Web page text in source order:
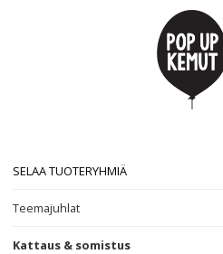
SELAA TUOTERYHMIÄ
Teemajuhlat
Kattaus & somistus